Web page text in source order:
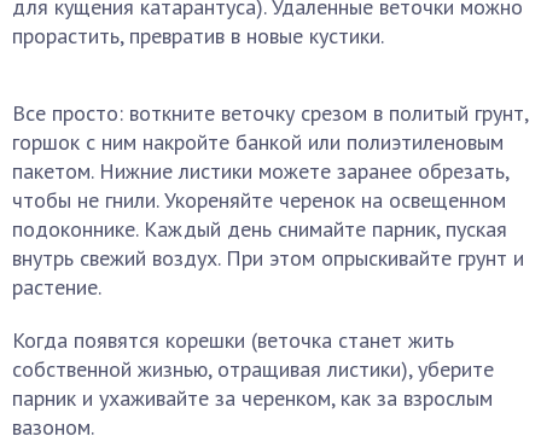
для кущения катарантуса). Удаленные веточки можно
прорастить, превратив в новые кустики.
Все просто: воткните веточку срезом в политый грунт,
горшок с ним накройте банкой или полиэтиленовым
пакетом. Нижние листики можете заранее обрезать,
чтобы не гнили. Укореняйте черенок на освещенном
подоконнике. Каждый день снимайте парник, пуская
внутрь свежий воздух. При этом опрыскивайте грунт и
растение.
Когда появятся корешки (веточка станет жить
собственной жизнью, отращивая листики), уберите
парник и ухаживайте за черенком, как за взрослым
вазоном.